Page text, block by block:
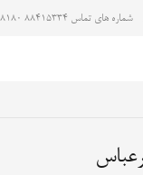
شماره های تماس ۸۸۴۱۵۳۳۴ ۸۸۴۳۸۱۸۰